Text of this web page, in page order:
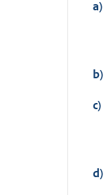
a)
b)
c)
d)